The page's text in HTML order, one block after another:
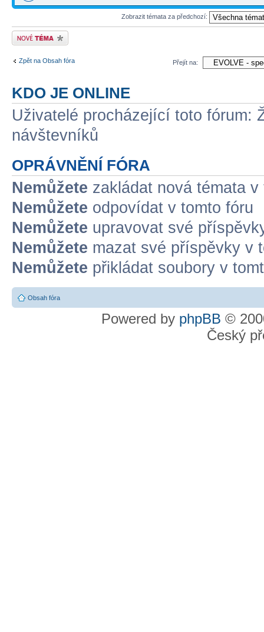
Zobrazit témata za předchozí:
Odeslat nové téma
Zpět na Obsah fóra Přejít na:
KDO JE ONLINE
Uživatelé procházející toto fórum:
návštevníků
OPRÁVNĚNÍ FÓRA
Nemůžete zakládat nová témata v
Nemůžete odpovídat v tomto fóru
Nemůžete upravovat své
Nemůžete mazat své příspěvky v
Nemůžete přikládat soubory v
Obsah fóra
Powered by phpBB ©
Český